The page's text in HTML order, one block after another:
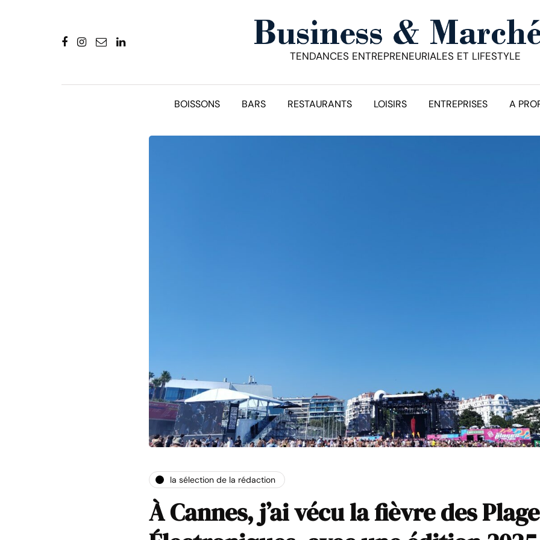
TENDANCES ENTREPRENEURIALES ET LIFESTYLE
BOISSONS BARS RESTAURANTS LOISIRS ENTREPRISES A
la sélection de la rédaction
À Cannes, j’ai vécu la fièvre des